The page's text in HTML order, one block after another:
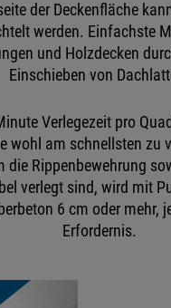
der Deckenfläche
werden. Einfachste
und Holzdecken
Einschieben von
Verlegezeit pro
wohl am schnellsten zu
die Rippenbewehrung
verlegt sind, wird mit
6 cm oder mehr,
Erfordernis.